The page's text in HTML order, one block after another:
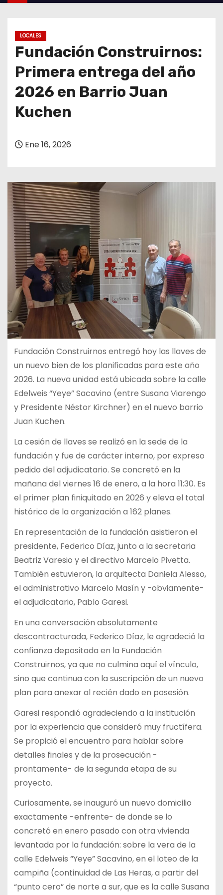
o
LOCALES
Fundación Construirnos:
Primera entrega del año
2026 en Barrio Juan
Kuchen
Ene 16, 2026
Fundación Construirnos entregó hoy las llaves de
un nuevo bien de los planificadas para este año
2026. La nueva unidad está ubicada sobre la calle
Edelweis “Yeye” Sacavino (entre Susana Viarengo
y Presidente Néstor Kirchner) en el nuevo barrio
Juan Kuchen.
La cesión de llaves se realizó en la sede de la
fundación y fue de carácter interno, por expreso
pedido del adjudicatario. Se concretó en la
mañana del viernes 16 de enero, a la hora 11:30. Es
el primer plan finiquitado en 2026 y eleva el total
histórico de la organización a 162 planes.
En representación de la fundación asistieron el
presidente, Federico Díaz, junto a la secretaria
Beatriz Varesio y el directivo Marcelo Pivetta.
También estuvieron, la arquitecta Daniela Alesso,
el administrativo Marcelo Masín y -obviamente-
el adjudicatario, Pablo Garesi.
En una conversación absolutamente
descontracturada, Federico Díaz, le agradeció la
confianza depositada en la Fundación
Construirnos, ya que no culmina aquí el vínculo,
sino que continua con la suscripción de un nuevo
plan para anexar al recién dado en posesión.
Garesi respondió agradeciendo a la institución
por la experiencia que consideró muy fructífera.
Se propició el encuentro para hablar sobre
detalles finales y de la prosecución -
prontamente- de la segunda etapa de su
proyecto.
Curiosamente, se inauguró un nuevo domicilio
exactamente -enfrente- de donde se lo
concretó en enero pasado con otra vivienda
levantada por la fundación: sobre la vera de la
calle Edelweis “Yeye” Sacavino, en el loteo de la
campiña (continuidad de Las Heras, a partir del
“punto cero” de norte a sur, que es la calle Susana